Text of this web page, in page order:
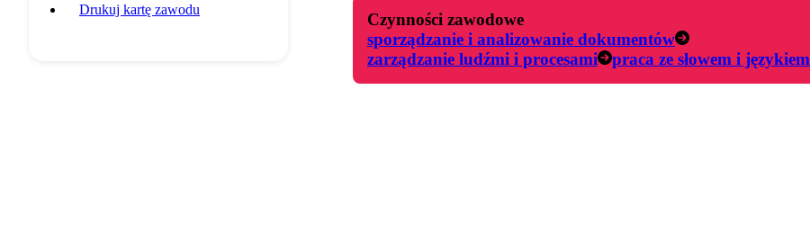
Drukuj kartę zawodu
Czynności zawodowe
sporządzanie i analizowanie dokumentów
zarządzanie ludźmi i procesami
praca ze słowem i językiem